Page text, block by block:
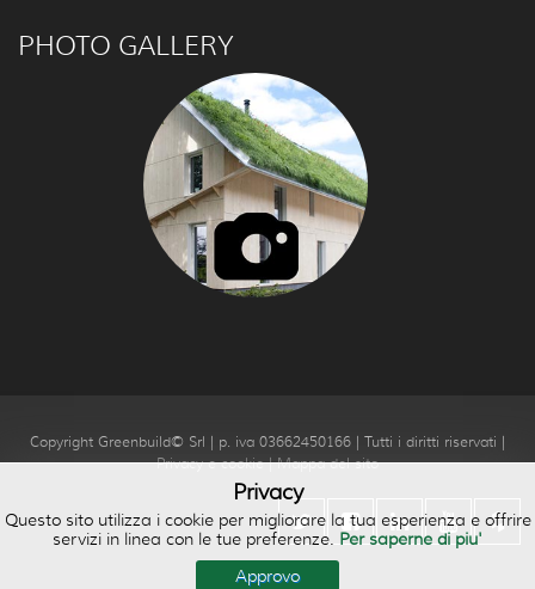
PHOTO GALLERY
Copyright Greenbuild© Srl | p. iva 03662450166 | Tutti i diritti riservati |
Privacy e cookie|Mappa del sito
Privacy
Questo sito utilizza i cookie per migliorare la tua esperienza e offrire
servizi in linea con le tue preferenze. Per saperne di piu'
Approvo